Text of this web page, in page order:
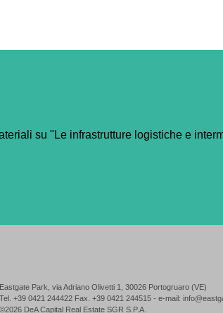
su "Le infrastrutture logistiche e
Eastgate Park, via Adriano Olivetti 1, 30026 Portogruaro (VE)
Tel. +39 0421 244422 Fax. +39 0421 244515 - e-mail:
©2026 DeA Capital Real Estate SGR S.P.A.